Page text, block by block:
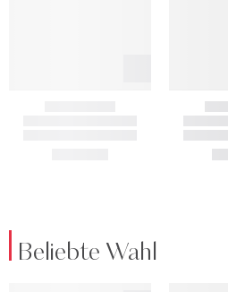
Beliebte Wahl